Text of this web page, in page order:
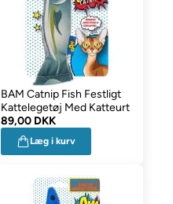
BAM Catnip Fish Festligt
Kattelegetøj Med Katteurt
89,00 DKK
Læg i kurv